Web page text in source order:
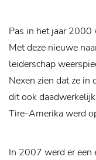
Pas in het jaar 2000
Met deze nieuwe
leiderschap
Nexen zien dat ze
dit ook
Tire-Amerika werd
In 2007 werd er een